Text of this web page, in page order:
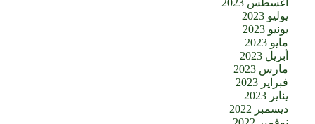
أغسطس 2023
يوليو 2023
يونيو 2023
مايو 2023
أبريل 2023
مارس 2023
فبراير 2023
يناير 2023
ديسمبر 2022